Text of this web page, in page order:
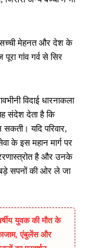
सच्ची मेहनत और देश के
गांव गर्व से सिर
विदाई धारनाकला
संदेश देता है कि
सकती। यदि परिवार,
के इस महान मार्ग पर
है और उनके
बड़े सपनों की ओर ले जा
युवक की मौत के
एंबुलेंस और